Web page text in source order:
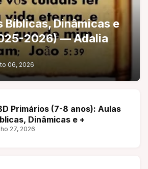
Bíblicas, Dinâmicas e
2026) — Adalia
06, 2026
Primários (7-8 anos): Aulas
Dinâmicas e +
27, 2026